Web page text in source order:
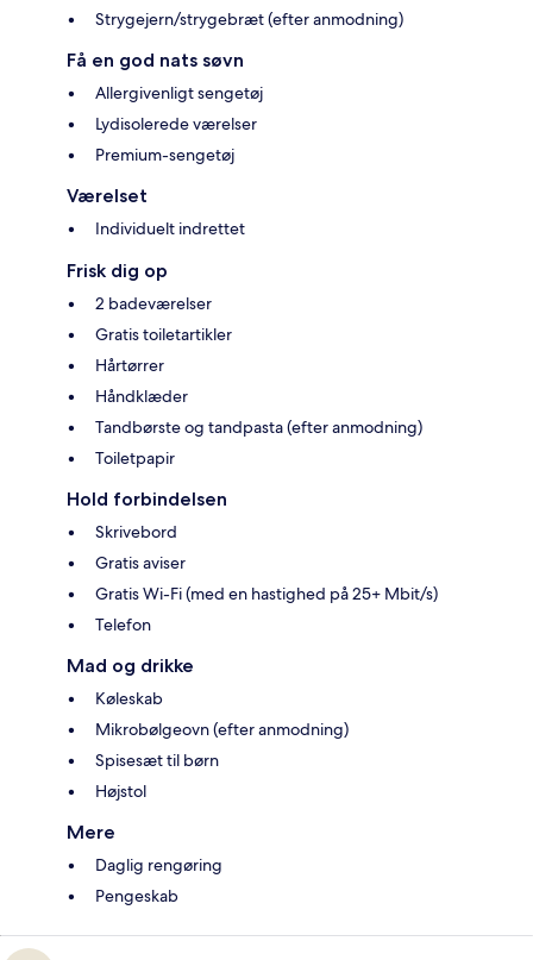
Strygejern/strygebræt (efter anmodning)
Få en god nats søvn
Allergivenligt sengetøj
Lydisolerede værelser
Premium-sengetøj
Værelset
Individuelt indrettet
Frisk dig op
2 badeværelser
Gratis toiletartikler
Hårtørrer
Håndklæder
Tandbørste og tandpasta (efter anmodning)
Toiletpapir
Hold forbindelsen
Skrivebord
Gratis aviser
Gratis Wi-Fi (med en hastighed på 25+ Mbit/s)
Telefon
Mad og drikke
Køleskab
Mikrobølgeovn (efter anmodning)
Spisesæt til børn
Højstol
Mere
Daglig rengøring
Pengeskab